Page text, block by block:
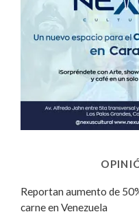
Reportan aumento de
carne en Venezuela